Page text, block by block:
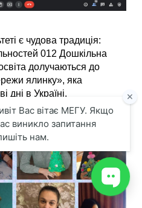
є чудова традиція:
012 Дошкільна
долучаються до
ялинку», яка
дні в Україні.